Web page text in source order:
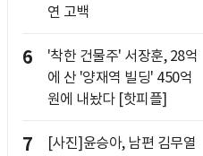
연 고백
6
'착한 건물주' 서장훈, 28억
에 산 '양재역 빌딩' 450억
원에 내놨다 [핫피플]
7
[사진]윤승아, 남편 김무열